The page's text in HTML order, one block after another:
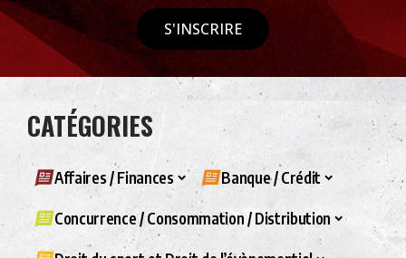
S'INSCRIRE
CATÉGORIES
Affaires / Finances Banque / Crédit
Concurrence / Consommation / Distribution